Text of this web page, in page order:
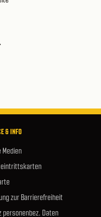
& INFO
Medien
eintrittskarten
zur Barrierefreiheit
personenbez. Daten